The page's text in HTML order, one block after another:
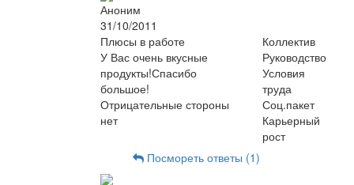
Аноним
31/10/2011
Плюсы в работе
У Вас очень вкусные
продукты!Спасибо
большое!
Отрицательные стороны
нет
Коллектив
Руководство
Условия
труда
Соц.пакет
Карьерный
рост
Посмореть ответы (1)